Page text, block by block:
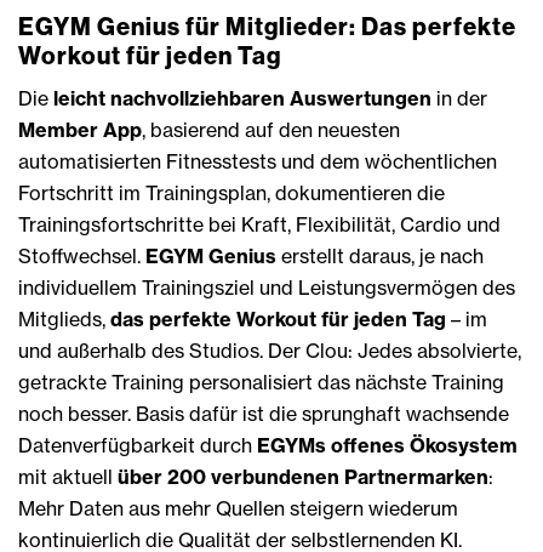
EGYM Genius für Mitglieder: Das perfekte
Workout für jeden Tag
Die leicht nachvollziehbaren Auswertungen in der
Member App, basierend auf den neuesten
automatisierten Fitnesstests und dem wöchentlichen
Fortschritt im Trainingsplan, dokumentieren die
Trainingsfortschritte bei Kraft, Flexibilität, Cardio und
Stoffwechsel. EGYM Genius erstellt daraus, je nach
individuellem Trainingsziel und Leistungsvermögen des
Mitglieds, das perfekte Workout für jeden Tag – im
und außerhalb des Studios. Der Clou: Jedes absolvierte,
getrackte Training personalisiert das nächste Training
noch besser. Basis dafür ist die sprunghaft wachsende
Datenverfügbarkeit durch EGYMs offenes Ökosystem
mit aktuell über 200 verbundenen Partnermarken:
Mehr Daten aus mehr Quellen steigern wiederum
kontinuierlich die Qualität der selbstlernenden KI.